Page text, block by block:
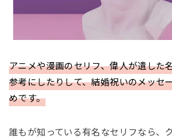
アニメや漫画のセリフ、偉人が遺した
参考にしたりして、結婚祝いのメッセ
めです。
誰もが知っている有名なセリフなら、